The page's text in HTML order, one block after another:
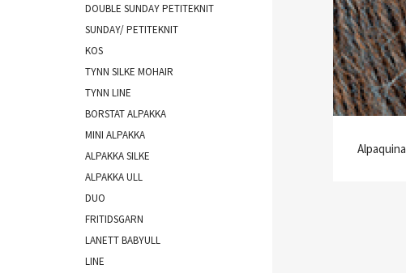
DOUBLE SUNDAY PETITEKNIT
SUNDAY/ PETITEKNIT
KOS
TYNN SILKE MOHAIR
TYNN LINE
BORSTAT ALPAKKA
MINI ALPAKKA
ALPAKKA SILKE
ALPAKKA ULL
DUO
FRITIDSGARN
LANETT BABYULL
LINE
Alpaquina